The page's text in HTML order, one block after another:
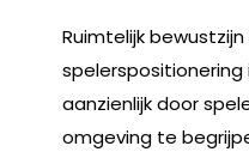
Ruimtelijk
aanzienlijk door
omgeving te